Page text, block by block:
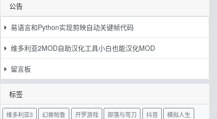
公告
易语言和Python实现剪映自动关键帧代码
维多利亚2MOD自助汉化工具小白也能汉化MOD
留言板
标签
维多利亚3 幻兽帕鲁 开罗游戏 部落与弯刀 抖音
模拟人生